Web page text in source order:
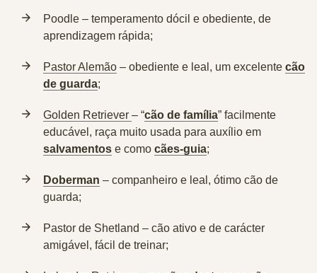
Poodle – temperamento dócil e obediente, de
aprendizagem rápida;
Pastor Alemão – obediente e leal, um excelente cão
de guarda;
Golden Retriever – “cão de família” facilmente
educável, raça muito usada para auxílio em
salvamentos e como cães-guia;
Doberman – companheiro e leal, ótimo cão de
guarda;
Pastor de Shetland – cão ativo e de carácter
amigável, fácil de treinar;